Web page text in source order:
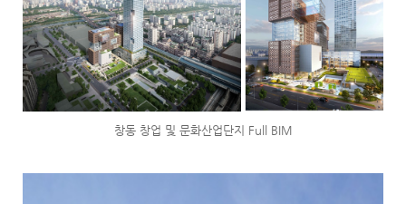
창동 창업 및 문화산업단지 Full BIM